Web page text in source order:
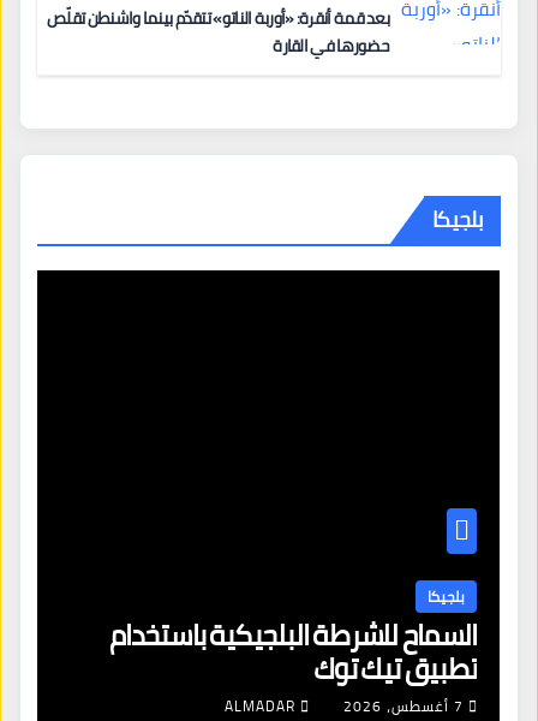
بعد قمة أنقرة: «أوربة الناتو» تتقدّم بينما واشنطن تقلّص
حضورها في القارة
بلجيكا
بلجيكا
السماح للشرطة البلجيكية باستخدام
تطبيق تيك توك
7 أغسطس، 2026 ALMADAR